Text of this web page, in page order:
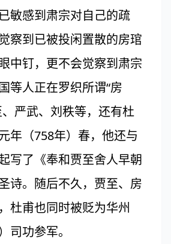
敏感到肃宗对自己的疏
察到已被投闲置散的房琯
中钉，更不会觉察到肃宗
等人正在罗织所谓“房
严武、刘秩等，还有杜
年（758年）春，他还与
写了《奉和贾至舍人早朝
诗。随后不久，贾至、房
杜甫也同时被贬为华州
司功参军。